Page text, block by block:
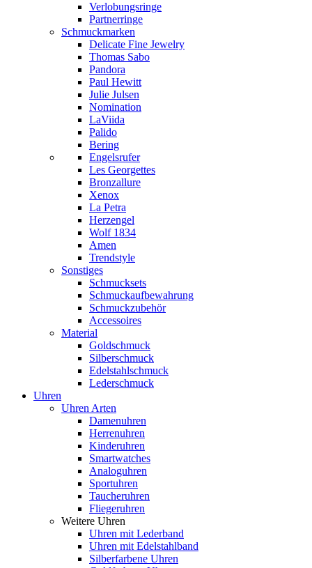
Verlobungsringe
Partnerringe
Schmuckmarken
Delicate Fine Jewelry
Thomas Sabo
Pandora
Paul Hewitt
Julie Julsen
Nomination
LaViida
Palido
Bering
Engelsrufer
Les Georgettes
Bronzallure
Xenox
La Petra
Herzengel
Wolf 1834
Amen
Trendstyle
Sonstiges
Schmucksets
Schmuckaufbewahrung
Schmuckzubehör
Accessoires
Material
Goldschmuck
Silberschmuck
Edelstahlschmuck
Lederschmuck
Uhren
Uhren Arten
Damenuhren
Herrenuhren
Kinderuhren
Smartwatches
Analoguhren
Sportuhren
Taucheruhren
Fliegeruhren
Weitere Uhren
Uhren mit Lederband
Uhren mit Edelstahlband
Silberfarbene Uhren